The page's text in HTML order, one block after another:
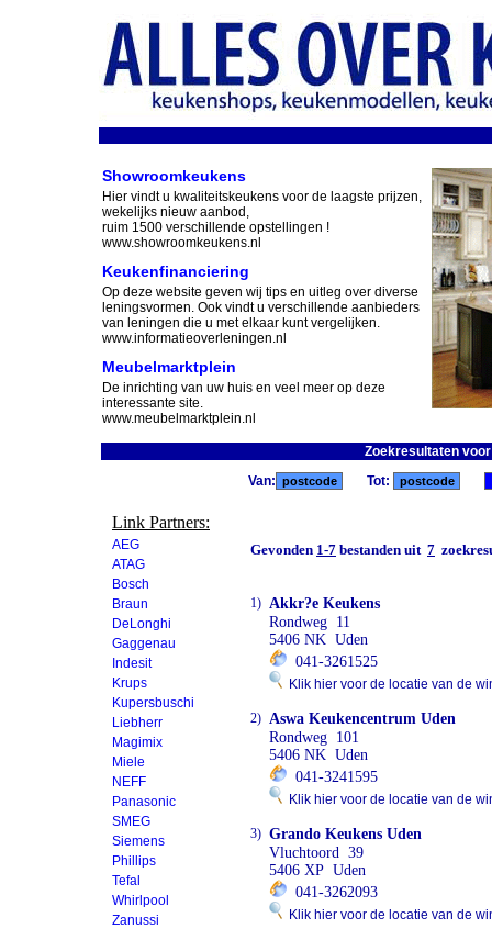
Showroomkeukens
Hier vindt u kwaliteitskeukens voor de laagste prijzen,
wekelijks nieuw aanbod,
ruim 1500 verschillende opstellingen !
www.showroomkeukens.nl
Keukenfinanciering
Op deze website geven wij tips en uitleg over diverse
leningsvormen. Ook vindt u verschillende aanbieders
van leningen die u met elkaar kunt vergelijken.
www.informatieoverleningen.nl
Meubelmarktplein
De inrichting van uw huis en veel meer op deze
interessante site.
www.meubelmarktplein.nl
Zoekresultaten
Link Partners:
AEG
ATAG
Bosch
Braun
DeLonghi
Gaggenau
Indesit
Krups
Kupersbuschi
Liebherr
Magimix
Miele
NEFF
Panasonic
SMEG
Siemens
Phillips
Tefal
Whirlpool
Zanussi
Van: Tot:
Gevonden 1-7 bestanden uit 7
1) Akkr?e Keukens
Rondweg 11
5406 NK Uden
041-3261525
Klik hier voor de locatie van de
2) Aswa Keukencentrum Uden
Rondweg 101
5406 NK Uden
041-3241595
Klik hier voor de locatie van de
3) Grando Keukens Uden
Vluchtoord 39
5406 XP Uden
041-3262093
Klik hier voor de locatie van de